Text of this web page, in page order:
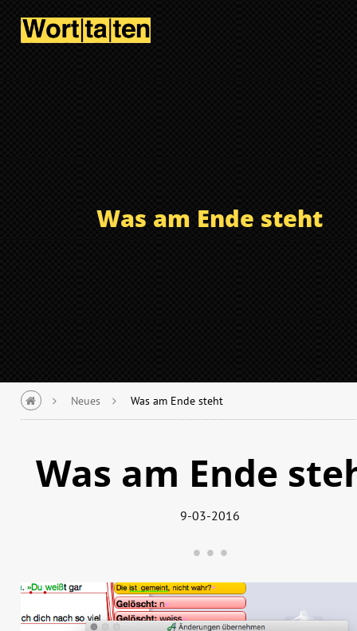
Was am Ende steht
Neues Was am Ende steht
Was am Ende
9-03-2016